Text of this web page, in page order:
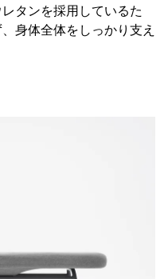
タンを採用しているた
身体全体をしっかり支え